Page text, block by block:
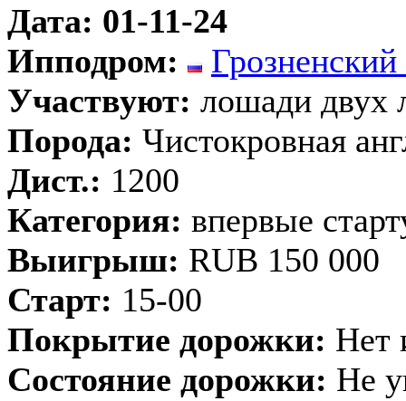
Дата: 01-11-24
Ипподром:
Участвуют: лошади двух
Порода: Чистокровная
Дист.: 1200
Категория: впервые
Выигрыш: RUB 150 000
Старт: 15-00
Покрытие дорожки: Нет
Состояние дорожки: Не